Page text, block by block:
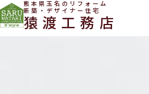
熊本県玉名のリフォーム
新築・デザイナー住宅
猿渡工務店